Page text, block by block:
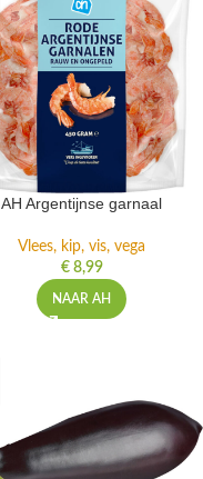
AH Argentijnse garnaal
Vlees, kip, vis, vega
€8,99
NAAR AH